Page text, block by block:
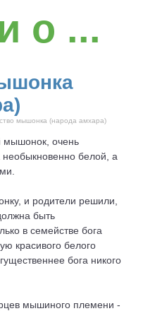
о ...
мышонка (народа амхара)
мышонок , очень
белой, а
и родители решили,
быть
в семействе бога
красивого белого
бога никого
мышиного племени -